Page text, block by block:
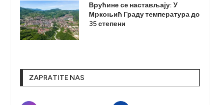
Врућине се настављају: У
Мркоњић Граду температура до
35 степени
ZAPRATITE NAS